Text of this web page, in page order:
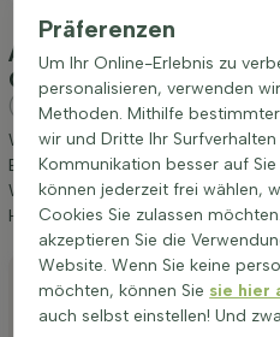
Anpflanzung und Pflege
Carpinus Betulus 125-
(Hainbuche)
Wir möchten Ihnen einige Tipps
Buche / Hainbuche Carpinus
Wenn Sie diese Tipps befolgen,
Hainbuche haben.
Anpflanzen
Stutzen
Präferenzen
Um Ihr Online-Erlebnis zu
personalisieren, verwenden
Methoden. Mithilfe
wir und Dritte Ihr
Kommunikation besser auf
können jederzeit frei wählen,
Cookies Sie zulassen
akzeptieren Sie die
Website. Wenn Sie keine
möchten, können Sie sie hier
auch selbst einstellen! Und